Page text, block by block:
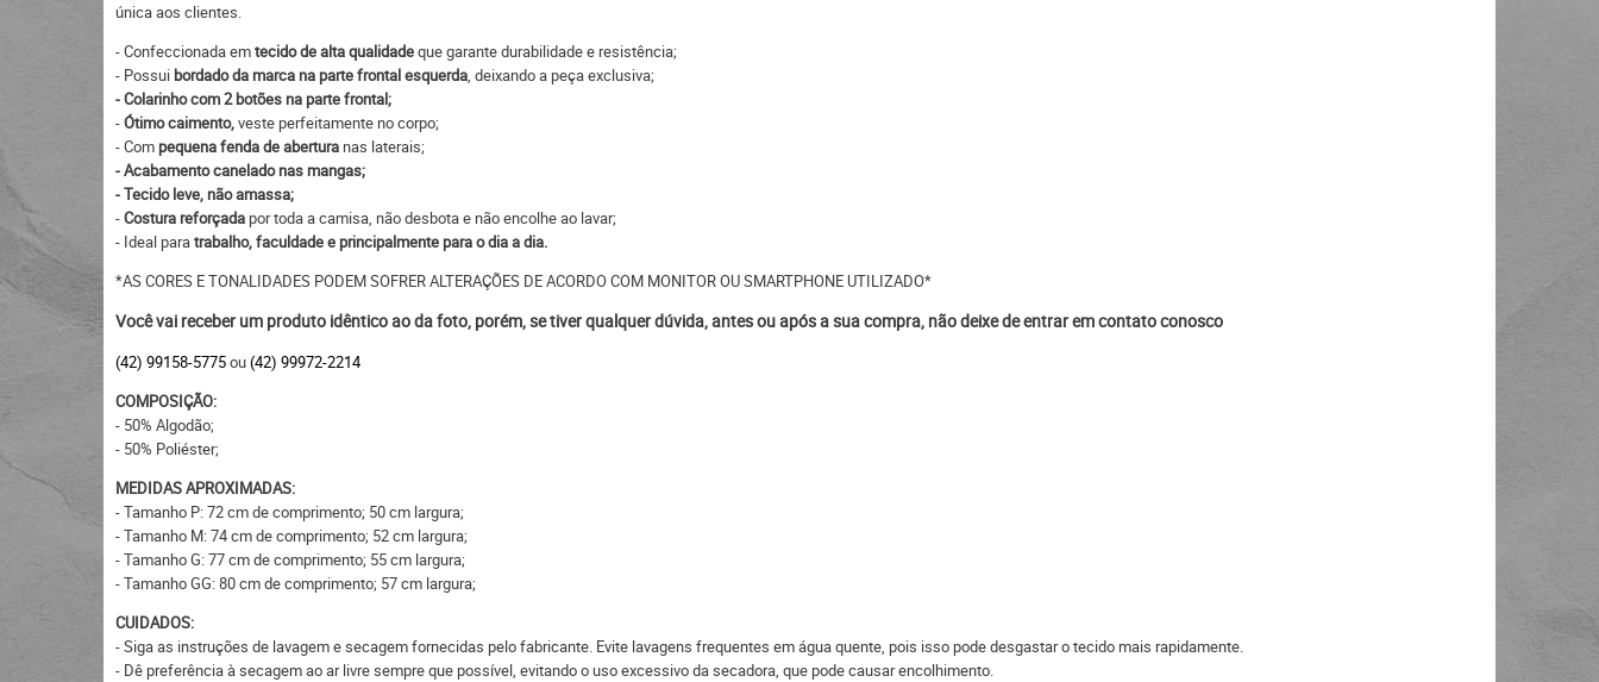
única aos clientes.
- Confeccionada emtecido de alta qualidadeque garante durabilidade e resistência;
- Possui bordado da marca na parte frontal esquerda, deixando a peça exclusiva;
- Colarinho com 2 botões na parte frontal;
-Ótimo caimento,veste perfeitamente no corpo;
- Com pequena fenda de abertura nas laterais;
- Acabamento canelado nas mangas;
- Tecido leve, não amassa;
-Costura reforçada por toda a camisa, não desbota e não encolhe ao lavar;
- Ideal paratrabalho, faculdade e principalmente para o dia a dia.
*AS CORES E TONALIDADES PODEM SOFRER ALTERAÇÕES DE ACORDO COM MONITOR OU SMARTPHONE UTILIZADO*
Você vai receber um produto idêntico ao da foto, porém, se tiver qualquer dúvida, antes ou após a sua compra, não deixe de entrar em contato conosco
(42) 99158-5775ou(42) 99972-2214
COMPOSIÇÃO:
- 50% Algodão;
- 50% Poliéster;
MEDIDAS APROXIMADAS:
- Tamanho P: 72 cm de comprimento; 50 cm largura;
- Tamanho M: 74 cm de comprimento; 52 cm largura;
- Tamanho G: 77 cm de comprimento; 55 cm largura;
- Tamanho GG: 80 cm de comprimento; 57 cm largura;
CUIDADOS:
- Siga as instruções de lavagem e secagem fornecidas pelo fabricante. Evite lavagens frequentes em água quente, pois isso pode desgastar o tecido mais rapidamente.
- Dê preferência à secagem ao ar livre sempre que possível, evitando o uso excessivo da secadora, que pode causar encolhimento.